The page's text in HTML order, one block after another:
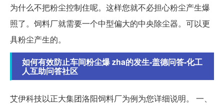
为什么不把粉尘控制住呢。这样您就不必担心粉尘产生爆
照了。饲料厂就需要一个中型偏大的中央除尘器。可以更
具粉尘产生的。
如何有效防止车间粉尘爆 zha的发生-盖德问答-化工
人互助问答社区
艾伊科技以正大集团洛阳饲料厂为例为您详细说明。 一、